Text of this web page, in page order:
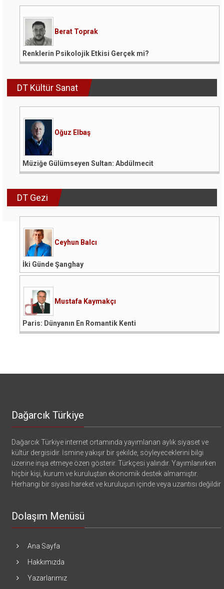
Berat Toprak
Renklerin Psikolojik Etkisi Gerçek mi?
DT Kültür Sanat
Oğuz Elbaş
Müziğe Gülümseyen Sultan: Abdülmecit
DT Gezi
Ceyhun Balcı
İki Günde Şanghay
Mustafa Kaymakçı
Paris: Dünyanın En Romantik Kenti
Dağarcık Türkiye
Dağarcık Türkiye internet ortamında yayımlanan aylık siyaset ve
kültür dergisidir. İsmine yakışır bir şekilde, söyleyeceklerini bilgi
üzerine inşa etmeye özen gösterir. Türkçesi yalındır. Yayımlanırken
hiçbir kişi, kurum ve kuruluştan ekonomik destek almamıştır.
Herhangi bir siyasi hareket ve kuruluşun içinde veya uzantısı değildir
Dolaşım Menüsü
Ana Sayfa
Hakkımızda
Yazarlarımız